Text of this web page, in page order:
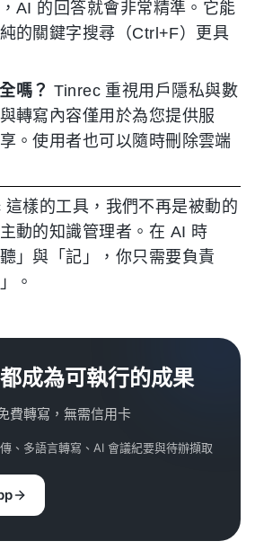
AI 的回答就會非常精準。它能
的關鍵字搜尋（Ctrl+F）更具
嗎？ Tinrec 重視用戶隱私與數
轉寫內容僅用於為您提供服
。使用者也可以隨時刪除雲端
樣的工具，我們不再是被動的
動的知識管理者。在 AI 時
」與「記」，你只需要負責
。
成為可執行的成果
費轉寫，無需信用卡
、多語言轉寫、AI 會議紀要與待辦擷取